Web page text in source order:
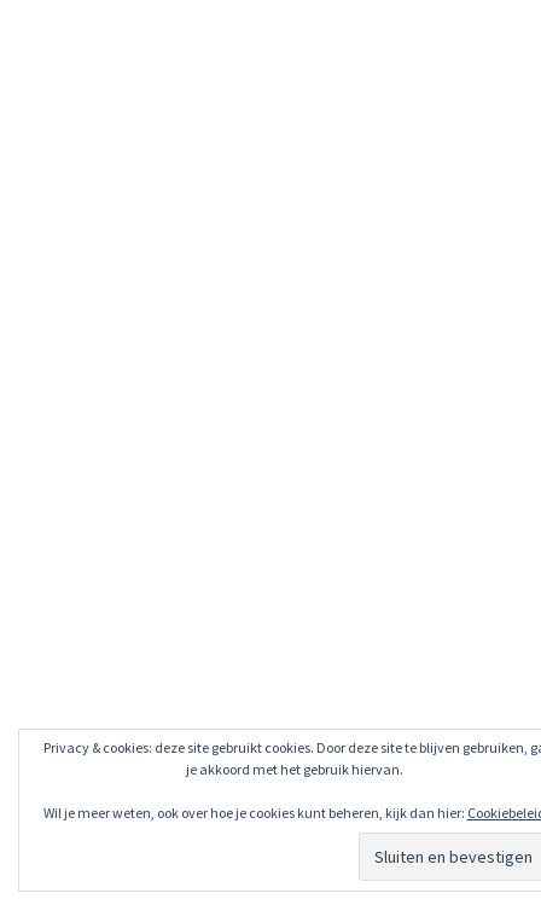
Privacy & cookies: deze site gebruikt cookies. Door deze site te blijven gebruiken,
je akkoord met het gebruik hiervan.
Wil je meer weten, ook over hoe je cookies kunt beheren, kijk dan hier: